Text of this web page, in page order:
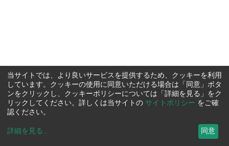
当サイトでは、より良いサービスを提供するため、クッキーを利用
しています。クッキーの使用に同意いただける場合は「同意」ボタ
ンをクリックし、クッキーポリシーについては「詳細を見る」をク
リックしてください。詳しくは当サイトの サイトポリシー をご確
認ください。
詳細を見る ... 同意